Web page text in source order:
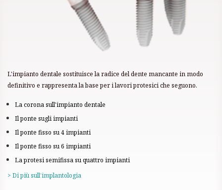
L'impianto dentale sostituisce la radice del dente mancante in modo
definitivo e rappresenta la base per i lavori protesici che seguono.
La corona sull'impianto dentale
Il ponte sugli impianti
Il ponte fisso su 4 impianti
Il ponte fisso su 6 impianti
La protesi semifissa su quattro impianti
> Di più sull’implantologia